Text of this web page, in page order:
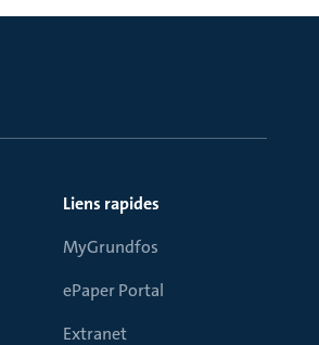
Liens rapides
MyGrundfos
ePaper Portal
Extranet